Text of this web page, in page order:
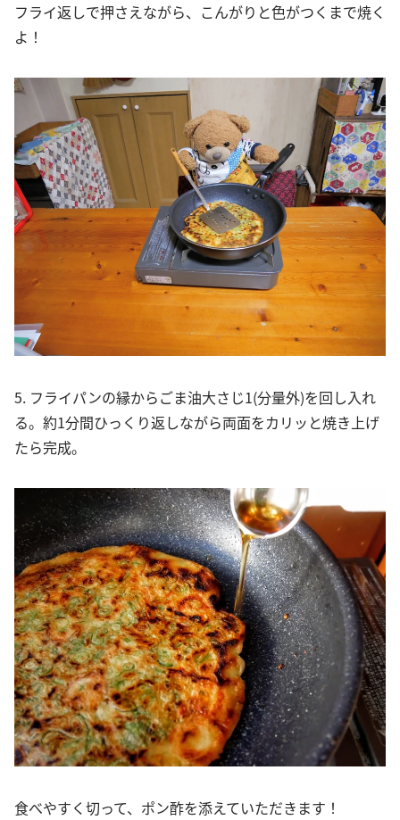
フライ返しで押さえながら、こんがりと色がつくまで焼く
よ！
5. フライパンの縁からごま油大さじ1(分量外)を回し入れ
る。約1分間ひっくり返しながら両面をカリッと焼き上げ
たら完成。
食べやすく切って、ポン酢を添えていただきます！